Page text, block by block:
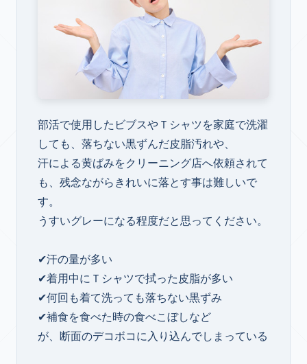
部活で使用したビブスやＴシャツを家庭で洗濯
しても、落ちない黒ずんだ皮脂汚れや、
汗による黄ばみをクリーニング店へ依頼されて
も、残念ながらきれいに落とす事は難しいで
す。
うすいグレーになる程度だと思ってください。
✔汗の量が多い
✔着用中にＴシャツで拭った皮脂が多い
✔何回も着て洗っても落ちない黒ずみ
✔補食を食べた時の食べこぼしなど
が、断面のデコボコに入り込んでしまっている